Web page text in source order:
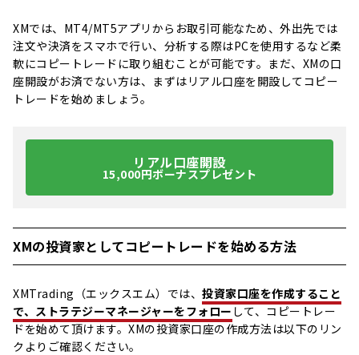
XMでは、MT4/MT5アプリからお取引可能なため、外出先では
注文や決済をスマホで行い、分析する際はPCを使用するなど柔
軟にコピートレードに取り組むことが可能です。まだ、XMの口
座開設がお済でない方は、まずはリアル口座を開設してコピー
トレードを始めましょう。
リアル口座開設
15,000円ボーナスプレゼント
XMの投資家としてコピートレードを始める方法
XMTrading（エックスエム）では、 投資家口座を作成すること
で、ストラテジーマネージャーをフォロー して、コピートレー
ドを始めて頂けます。XMの投資家口座の作成方法は以下のリン
クよりご確認ください。